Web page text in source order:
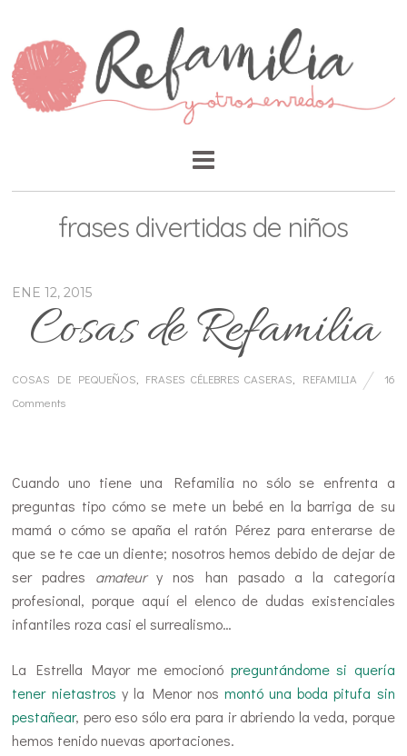
frases divertidas de niños
ENE 12, 2015
Cosas de Refamilia
COSAS DE PEQUEÑOS FRASES CÉLEBRES CASERAS REFAMILIA
16
Comments
Cuando uno tiene una Refamilia no sólo se enfrenta a
preguntas tipo cómo se mete un bebé en la barriga de su
mamá o cómo se apaña el ratón Pérez para enterarse de
que se te cae un diente; nosotros hemos debido de dejar de
ser padres amateury nos han pasado a la categoría
profesional, porque aquí el elenco de dudas existenciales
infantiles roza casi el surrealismo…
La Estrella Mayor me emocionó preguntándome si quería
tener nietastros y la Menor nosmontó una boda pitufa sin
pestañear, pero eso sólo era para ir abriendo la veda, porque
hemos tenido nuevas aportaciones.